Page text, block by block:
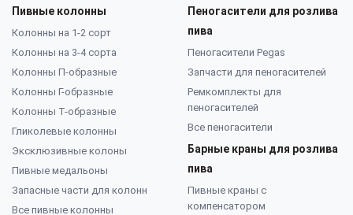
Пивные колонны
Колонны на 1-2 сорт
Колонны на 3-4 сорта
Колонны П-образные
Колонны Г-образные
Колонны Т-образные
Гликолевые колонны
Эксклюзивные колоны
Пивные медальоны
Запасные части для колонн
Все пивные колонны
Пеногасители для розлива
пива
Пеногасители Pegas
Запчасти для пеногасителей
Ремкомплекты для
пеногасителей
Все пеногасители
Барные краны для розлива
пива
Пивные краны с
компенсатором